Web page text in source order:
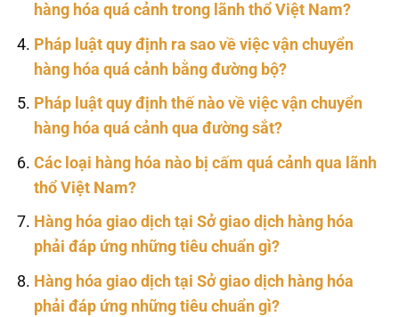
hàng hóa quá cảnh trong lãnh thổ Việt Nam?
Pháp luật quy định ra sao về việc vận chuyển
hàng hóa quá cảnh bằng đường bộ?
Pháp luật quy định thế nào về việc vận chuyển
hàng hóa quá cảnh qua đường sắt?
Các loại hàng hóa nào bị cấm quá cảnh qua lãnh
thổ Việt Nam?
Hàng hóa giao dịch tại Sở giao dịch hàng hóa
phải đáp ứng những tiêu chuẩn gì?
Hàng hóa giao dịch tại Sở giao dịch hàng hóa
phải đáp ứng những tiêu chuẩn gì?